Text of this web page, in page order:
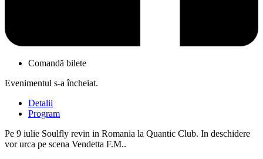
Comandă bilete
Evenimentul s-a încheiat.
Detalii
Program
Pe 9 iulie Soulfly revin in Romania la Quantic Club. In deschidere
vor urca pe scena Vendetta F.M..